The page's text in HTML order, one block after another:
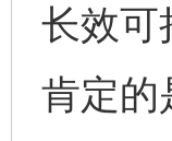
长效可
肯定的